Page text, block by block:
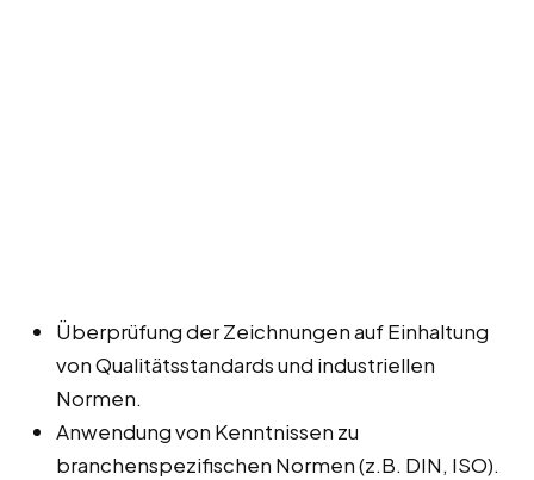
Überprüfung der Zeichnungen auf Einhaltung
von Qualitätsstandards und industriellen
Normen.
Anwendung von Kenntnissen zu
branchenspezifischen Normen (z.B. DIN, ISO).